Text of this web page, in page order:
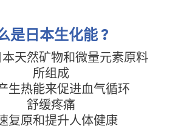
是日本生化能 ?
天然矿物和微量元素原料
所组成
生热能来促进血气循环
舒缓疼痛
复原和提升人体健康